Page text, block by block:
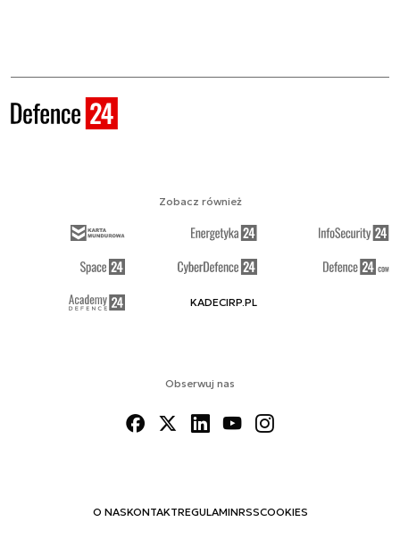
Obserwuj nas
O NASKONTAKTREGULAMINRSSCOOKIES
Zobacz również
KADECIRP.PL